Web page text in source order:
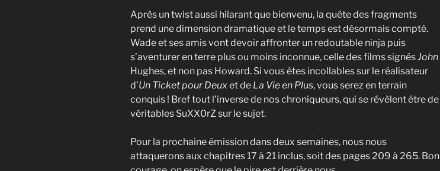
Après un twist aussi hilarant que bienvenu, la quête des fragments
prend une dimension dramatique et le temps est désormais compté.
Wade et ses amis vont devoir affronter un redoutable ninja puis
s’aventurer en terre plus ou moins inconnue, celle des films signésJohn
Hughes, et non pas Howard. Si vous êtes incollables sur le réalisateur
d’Un Ticket pour Deuxet de La Vie en Plus, vous serez en terrain
conquis ! Bref tout l’inverse de nos chroniqueurs, qui se révèlent être de
véritables SuXX0rZ sur le sujet.
Pour la prochaine émission dans deux semaines, nous nous
attaquerons aux chapitres 17 à 21 inclus, soit des pages 209 à 265. Bon